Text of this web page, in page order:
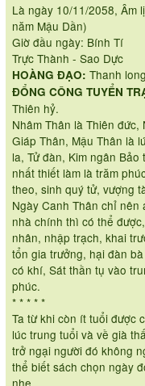
Là ngày 10/11/2058, Âm
năm Mậu Dần)
Giờ đầu ngày: Bính Tí
Trực Thành - Sao Dực
HOÀNG ĐẠO: Thanh
ĐỔNG CÔNG TUYỂN
Thiên hỷ.
Nhâm Thân là Thiên đức,
Giáp Thân, Mậu Thân là
la, Tử đàn, Kim ngân
nhất thiết làm là trăm
theo, sinh quý tử, vượng
Ngày Canh Thân chỉ
nhà chính thì có thể
nhân, nhập trạch, khai
tổn gia trưởng, hại đàn
có khí, Sát thần tụ vào
phúc.
* * * * *
Ta từ khi còn ít tuổi được
lúc trung tuổi và về già
trở ngại người đó không
thể biết sách chọn ngày
nhẹ.